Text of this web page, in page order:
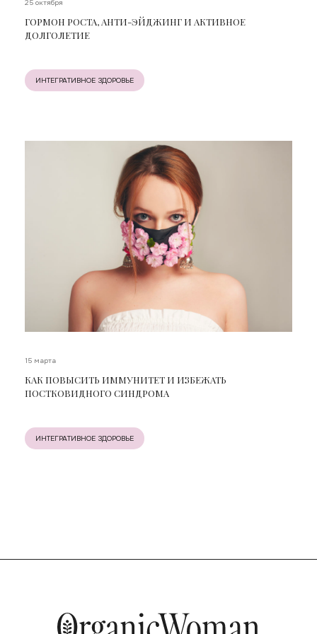
25 октября
ГОРМОН РОСТА, АНТИ-ЭЙДЖИНГ И АКТИВНОЕ
ДОЛГОЛЕТИЕ
ИНТЕГРАТИВНОЕ ЗДОРОВЬЕ
15 марта
КАК ПОВЫСИТЬ ИММУНИТЕТ И ИЗБЕЖАТЬ
ПОСТКОВИДНОГО СИНДРОМА
ИНТЕГРАТИВНОЕ ЗДОРОВЬЕ